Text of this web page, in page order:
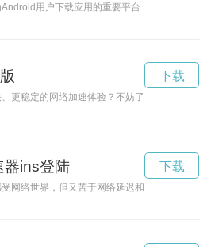
用户下载应用的重要平台，提升下载速度
更稳定的网络加速体验？不妨了解一下啊哈加
下载
器ins登陆
网络世界，但又苦于网络延迟和卡顿？不妨试
下载